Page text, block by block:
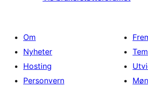
Om
Nyheter
Hosting
Personvern